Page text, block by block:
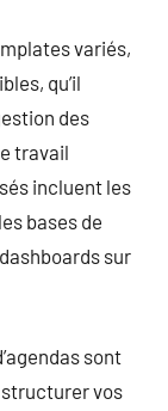
variés,
qu’il
des
travail
incluent les
bases de
sur
sont
vos